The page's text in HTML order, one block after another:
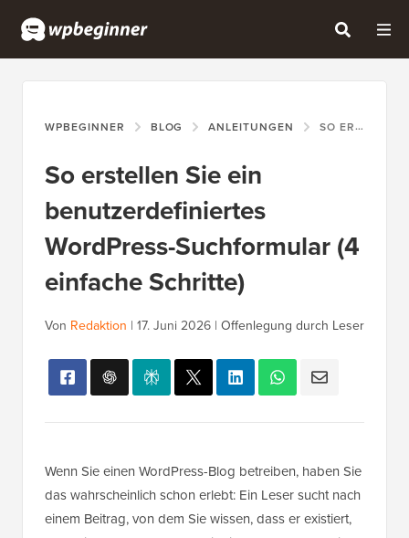
WPBEGINNER BLOG ANLEITUNGEN SO ERSTELLEN SIE EIN BENUTZERDEFINIERTES WORDPRESS-SUCHFORMULAR (4 EINFACHE SCHRITTE)
So erstellen Sie ein
benutzerdefiniertes
WordPress-Suchformular (4
einfache Schritte)
Von Redaktion | 17. Juni 2026 | Offenlegung durch Leser
Wenn Sie einen WordPress-Blog betreiben, haben Sie
das wahrscheinlich schon erlebt: Ein Leser sucht nach
einem Beitrag, von dem Sie wissen, dass er existiert,